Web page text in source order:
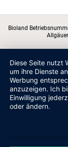
Bioland
Diese Seite nutzt
um ihre Dienste
Werbung
anzuzeigen. Ich
Einwilligung
oder ändern.